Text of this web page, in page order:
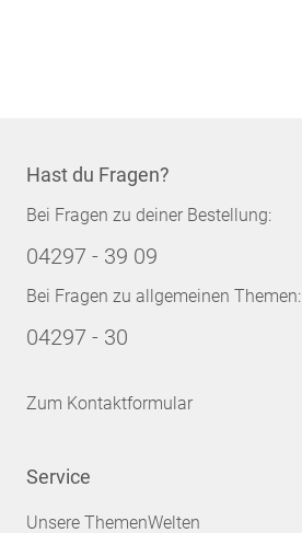
Hast du Fragen?
Bei Fragen zu deiner Bestellung:
04297 - 39 09
Bei Fragen zu allgemeinen Themen:
04297 - 30
Zum Kontaktformular
Service
Unsere ThemenWelten